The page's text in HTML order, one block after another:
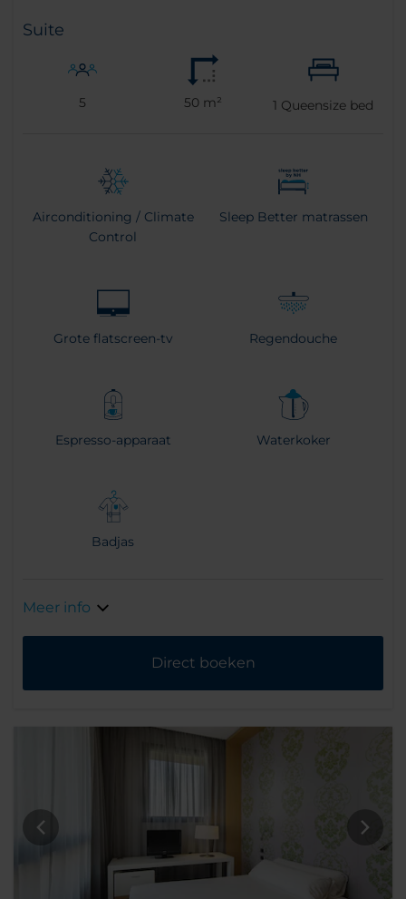
Suite
5 50 m² 1 Queensize bed
Airconditioning / Climate
Control
Sleep Better matrassen
Grote flatscreen-tv Regendouche
Espresso-apparaat Waterkoker
Badjas
Meer info
Direct boeken